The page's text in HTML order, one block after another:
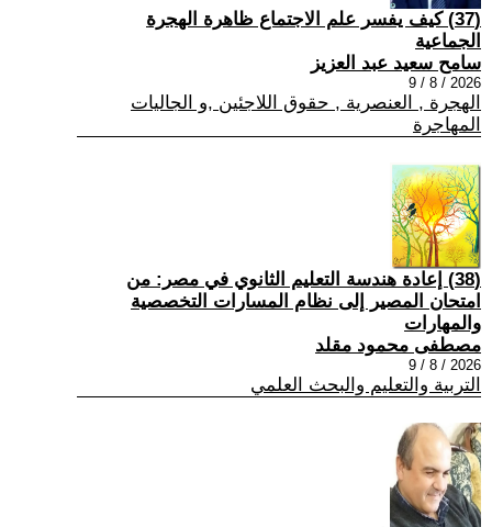
(37) كيف يفسر علم الاجتماع ظاهرة الهجرة
الجماعية
سامح سعيد عبد العزيز
2026 / 8 / 9
الهجرة , العنصرية , حقوق اللاجئين ,و الجاليات
المهاجرة
(38) إعادة هندسة التعليم الثانوي في مصر: من
امتحان المصير إلى نظام المسارات التخصصية
والمهارات
مصطفى محمود مقلد
2026 / 8 / 9
التربية والتعليم والبحث العلمي